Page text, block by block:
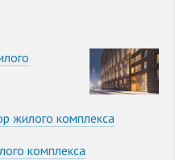
жилого комплекса
комплекса